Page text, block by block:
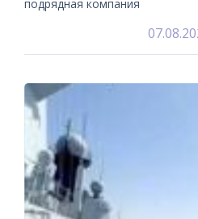
подрядная компания